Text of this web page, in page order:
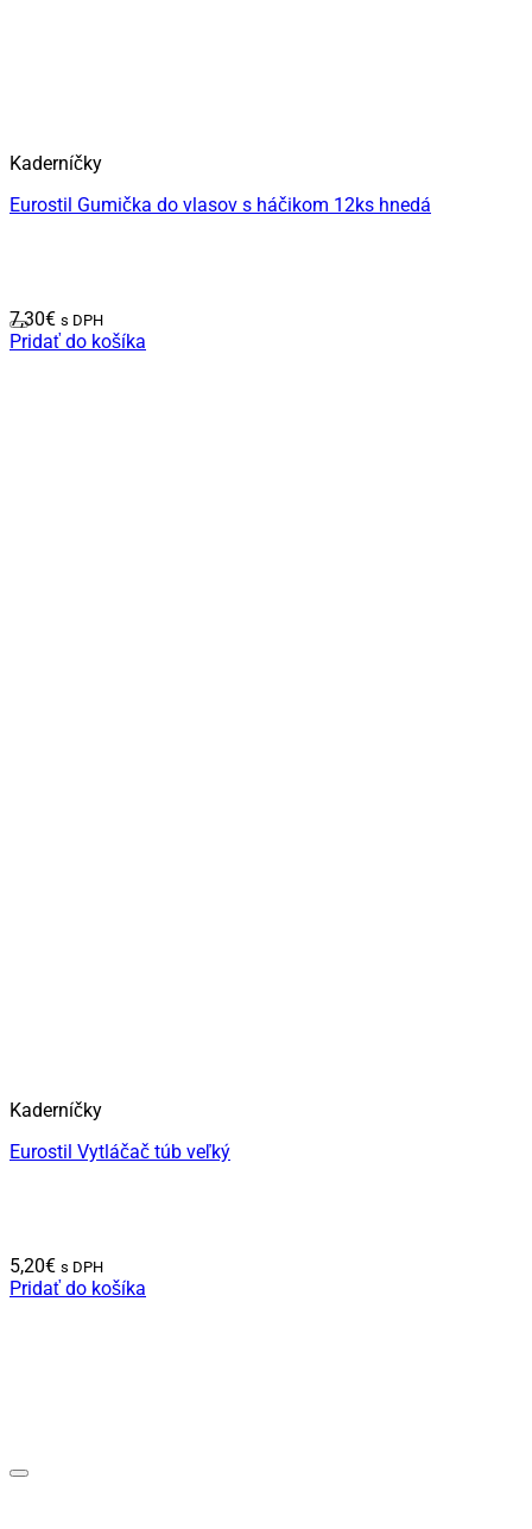
Kaderníčky
Eurostil Gumička do vlasov s háčikom 12ks hnedá
7,30€ s DPH
Pridať do košíka
Kaderníčky
Eurostil Vytláčač túb veľký
5,20€ s DPH
Pridať do košíka